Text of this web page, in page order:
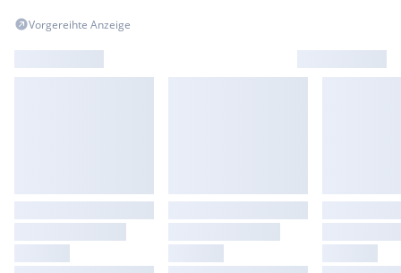
Vorgereihte Anzeige